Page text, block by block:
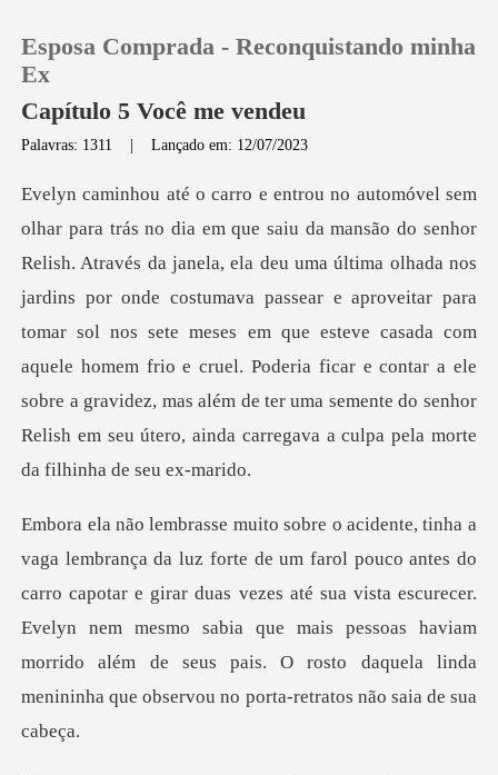
Loja
Histórico
Sair
Baixar App
Esposa Comprada - Reconquistando minha
Ex
Capítulo 5 Você me vendeu
Palavras: 1311 |Lançado em: 12/07/2023
olhada nos
jardins por onde costumava passear e aproveitar para
tomar sol nos sete meses em que esteve casada com
aquele homem frio e cruel. Poderia ficar
o
carro capotar e girar duas vezes até sua vista escurecer.
Evelyn nem mesmo sabia que mais pessoas haviam
mor